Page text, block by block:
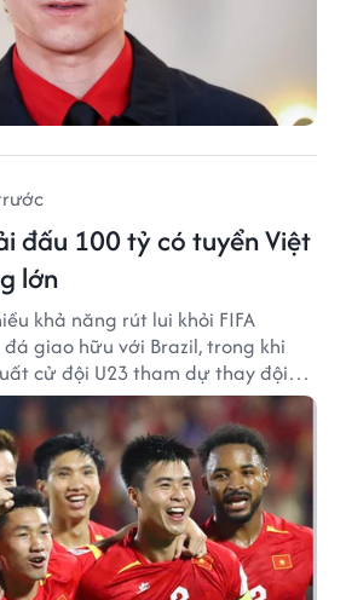
đấu 100 tỷ có tuyển Việt
lớn
khả năng rút lui khỏi FIFA
đá giao hữu với Brazil, trong khi
cử đội U23 tham dự thay đội